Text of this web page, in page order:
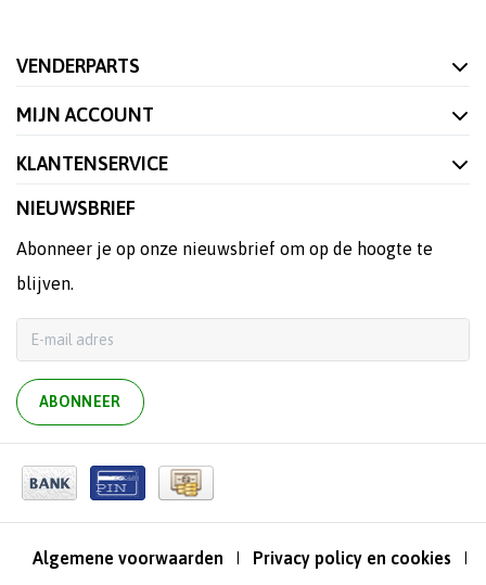
VENDERPARTS
MIJN ACCOUNT
KLANTENSERVICE
NIEUWSBRIEF
Abonneer je op onze nieuwsbrief om op de hoogte te
blijven.
ABONNEER
Algemene voorwaarden Privacy policy en cookies